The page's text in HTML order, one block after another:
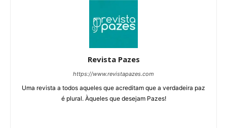
Revista Pazes
https://www.revistapazes.com
Uma revista a todos aqueles que acreditam que a verdadeira paz
é plural. Àqueles que desejam Pazes!